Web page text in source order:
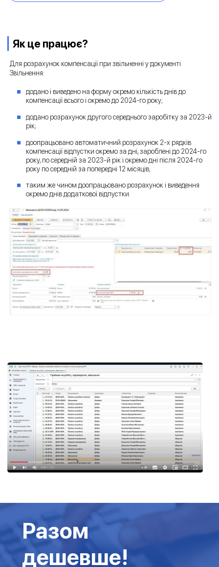
Як це працює?
Для розрахунок компенсації при звільненні у документі
Звільнення:
додано і виведено на форму окремо кількість днів до
компенсації всього і окремо до 2024-го року;
додано розрахунок другого середнього заробітку за 2023-й
рік;
доопрацьовано автоматичний розрахунок 2-х рядків
компенсації відпустки окремо за дні, зароблені до 2024-го
року, по середній за 2023-й рік і окремо дні після 2024-го
року по середній за попередні 12 місяців;
таким же чином доопрацьовано розрахунок і виведення
окремо днів додаткової відпустки.
Разом
дешевше!